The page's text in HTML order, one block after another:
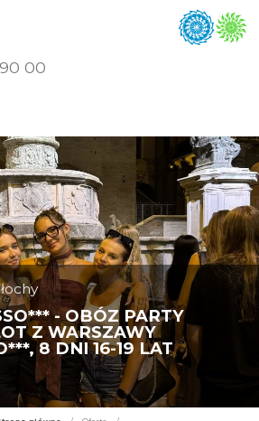
00
- OBÓZ PARTY
Z WARSZAWY
8 DNI 16-19 LAT